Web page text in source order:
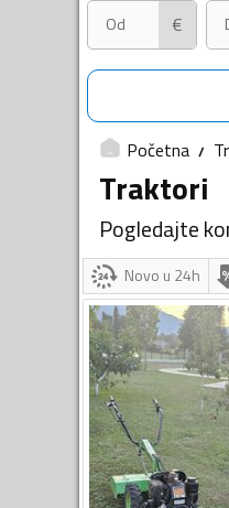
€
Početna
Traktori
Pogledajte
Novo u 24h